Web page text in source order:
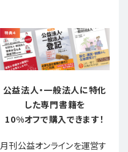
公益法人・一般法人に特化
した専門書籍を
10%オフで購入できます！
月刊公益オンラインを運営す